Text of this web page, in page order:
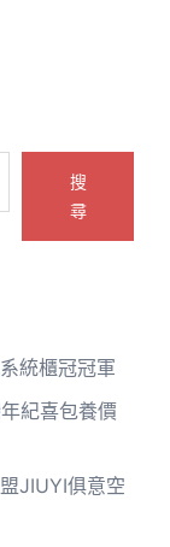
搜
尋
統櫃冠冠軍
紀喜包養價
JIUYI俱意空